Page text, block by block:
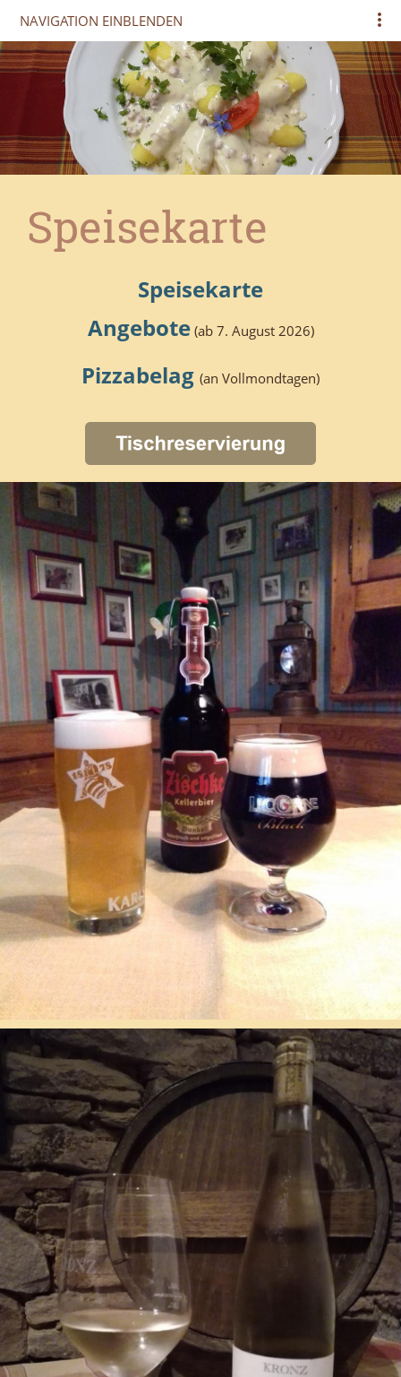
NAVIGATION EINBLENDEN
Speisekarte
Speisekarte
Angebote(ab 7. August 2026)
Pizzabelag (an Vollmondtagen)